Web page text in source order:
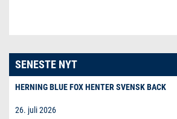
SENESTE NYT
HERNING BLUE FOX HENTER SVENSK BACK
26. juli 2026